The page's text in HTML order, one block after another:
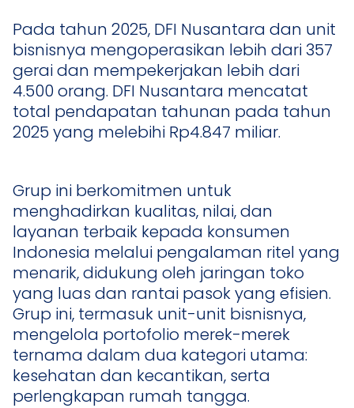
Pada tahun 2025, DFI Nusantara dan unit
bisnisnya mengoperasikan lebih dari 357
gerai dan mempekerjakan lebih dari
4.500 orang. DFI Nusantara mencatat
total pendapatan tahunan pada tahun
2025 yang melebihi Rp4.847 miliar.
Grup ini berkomitmen untuk
menghadirkan kualitas, nilai, dan
layanan terbaik kepada konsumen
Indonesia melalui pengalaman ritel yang
menarik, didukung oleh jaringan toko
yang luas dan rantai pasok yang efisien.
Grup ini, termasuk unit-unit bisnisnya,
mengelola portofolio merek-merek
ternama dalam dua kategori utama:
kesehatan dan kecantikan, serta
perlengkapan rumah tangga.